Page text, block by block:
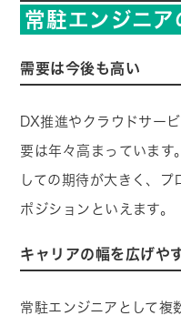
常駐エンジニア
需要は今後も高い
DX推進やクラウドサー
要は年々高まっています
しての期待が大きく、プ
ポジションといえます。
キャリアの幅を広げや
常駐エンジニアとして複